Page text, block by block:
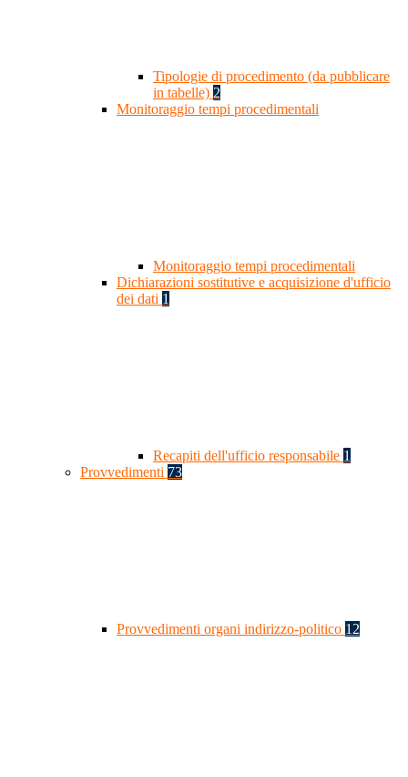
Tipologie di procedimento (da pubblicare
in tabelle) 2
Monitoraggio tempi procedimentali
Monitoraggio tempi procedimentali
Dichiarazioni sostitutive e acquisizione d'ufficio
dei dati 1
Recapiti dell'ufficio responsabile 1
Provvedimenti 73
Provvedimenti organi indirizzo-politico 12